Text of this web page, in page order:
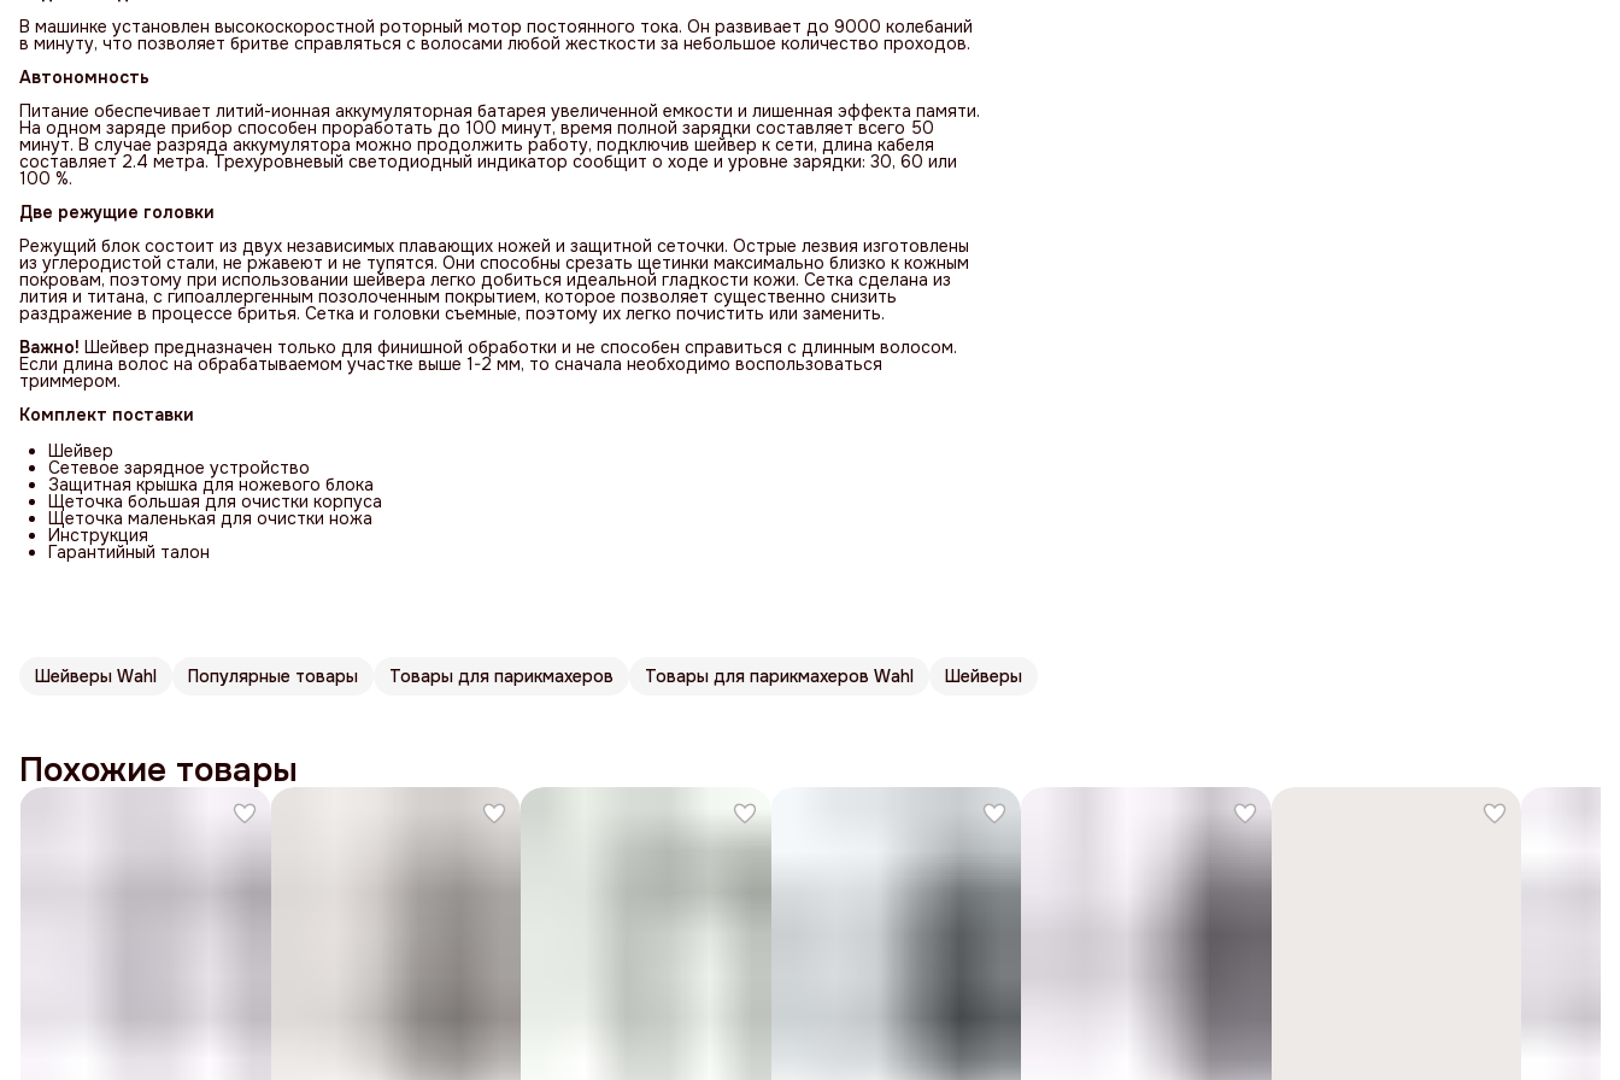
В машинке установлен высокоскоростной роторный мотор постоянного тока. Он развивает до 9000 колебаний
в минуту, что позволяет бритве справляться с волосами любой жесткости за небольшое количество проходов.
Автономность
Питание обеспечивает литий-ионная аккумуляторная батарея увеличенной емкости и лишенная эффекта памяти.
На одном заряде прибор способен проработать до 100 минут, время полной зарядки составляет всего 50
минут. В случае разряда аккумулятора можно продолжить работу, подключив шейвер к сети, длина кабеля
составляет 2.4 метра. Трехуровневый светодиодный индикатор сообщит о ходе и уровне зарядки: 30, 60 или
100 %.
Две режущие головки
Режущий блок состоит из двух независимых плавающих ножей и защитной сеточки. Острые лезвия изготовлены
из углеродистой стали, не ржавеют и не тупятся. Они способны срезать щетинки максимально близко к кожным
покровам, поэтому при использовании шейвера легко добиться идеальной гладкости кожи. Сетка сделана из
лития и титана, с гипоаллергенным позолоченным покрытием, которое позволяет существенно снизить
раздражение в процессе бритья. Сетка и головки съемные, поэтому их легко почистить или заменить.
Важно! Шейвер предназначен только для финишной обработки и не способен справиться с длинным волосом.
Если длина волос на обрабатываемом участке выше 1-2 мм, то сначала необходимо воспользоваться
триммером.
Комплект поставки
Шейвер
Сетевое зарядное устройство
Защитная крышка для ножевого блока
Щеточка большая для очистки корпуса
Щеточка маленькая для очистки ножа
Инструкция
Гарантийный талон
Шейверы Wahl Популярные товары Товары для парикмахеров Товары для парикмахеров Wahl Шейверы
Похожие товары